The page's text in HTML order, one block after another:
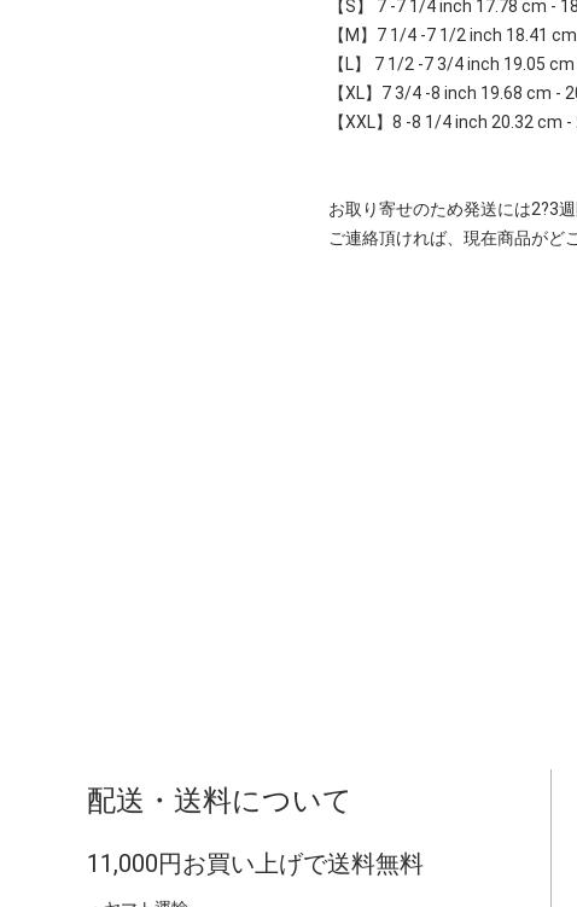
【S】 7 -7 1/4 inch 17.78 cm -
【M】7 1/4 -7 1/2 inch 18.41
【L】 7 1/2 -7 3/4 inch 19.05
【XL】7 3/4 -8 inch 19.68 cm -
【XXL】8 -8 1/4 inch 20.32 cm
お取り寄せのため発送には2?3
ご連絡頂ければ、現在商品がど
配送・送料について
11,000円お買い上げで送料無料